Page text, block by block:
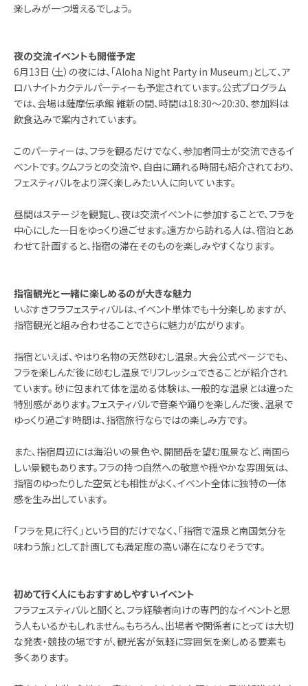
楽しみが一つ増えるでしょう。
夜の交流イベントも開催予定
6月13日（土）の夜には、「Aloha Night Party in Museum」として、ア
ロハナイトカクテルパーティーも予定されています。公式プログラム
では、会場は薩摩伝承館 維新の間、時間は18:30〜20:30、参加料は
飲食込みで案内されています。
このパーティーは、フラを観るだけでなく、参加者同士が交流できるイ
ベントです。クムフラとの交流や、自由に踊れる時間も紹介されており、
フェスティバルをより深く楽しみたい人に向いています。
昼間はステージを観覧し、夜は交流イベントに参加することで、フラを
中心にした一日をゆっくり過ごせます。遠方から訪れる人は、宿泊とあ
わせて計画すると、指宿の滞在そのものを楽しみやすくなります。
指宿観光と一緒に楽しめるのが大きな魅力
いぶすきフラフェスティバルは、イベント単体でも十分楽しめますが、
指宿観光と組み合わせることでさらに魅力が広がります。
指宿といえば、やはり名物の天然砂むし温泉。大会公式ページでも、
フラを楽しんだ後に砂むし温泉でリフレッシュできることが紹介され
ています。 砂に包まれて体を温める体験は、一般的な温泉とは違った
特別感があります。フェスティバルで音楽や踊りを楽しんだ後、温泉で
ゆっくり過ごす時間は、指宿旅行ならではの楽しみ方です。
また、指宿周辺には海沿いの景色や、開聞岳を望む風景など、南国ら
しい景観もあります。フラの持つ自然への敬意や穏やかな雰囲気は、
指宿のゆったりした空気とも相性がよく、イベント全体に独特の一体
感を生み出しています。
「フラを見に行く」という目的だけでなく、「指宿で温泉と南国気分を
味わう旅」として計画しても満足度の高い滞在になりそうです。
初めて行く人にもおすすめしやすいイベント
フラフェスティバルと聞くと、フラ経験者向けの専門的なイベントと思
う人もいるかもしれません。もちろん、出場者や関係者にとっては大切
な発表・競技の場ですが、観光客が気軽に雰囲気を楽しめる要素も
多くあります。